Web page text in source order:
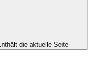
die aktuelle Seite